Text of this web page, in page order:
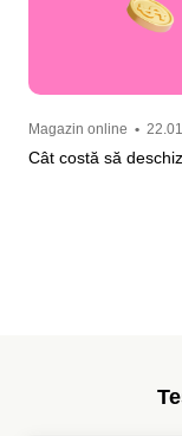
Magazin online •
Cât costă să